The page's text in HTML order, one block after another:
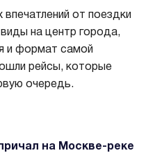
от поездки
на центр города,
и формат самой
рейсы, которые
очередь.
на Москве-реке